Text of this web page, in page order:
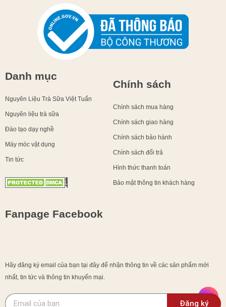
Danh mục
Nguyên Liệu Trà Sữa Việt Tuấn
Nguyên liệu trà sữa
Đào tạo dạy nghề
Máy móc vật dụng
Tin tức
Chính sách
Chính sách mua hàng
Chính sách giao hàng
Chính sách bảo hành
Chính sách đổi trả
Hình thức thanh toán
Bảo mật thông tin khách hàng
Fanpage Facebook
Hãy đăng ký email của bạn tại đây để nhận thông tin về các sản phẩm mới
nhất, tin tức và thông tin khuyến mại.
Đăng ký